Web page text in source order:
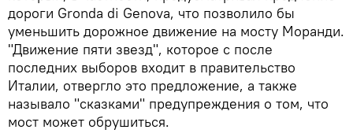
дороги Gronda di Genova, что позволило бы
уменьшить дорожное движение на мосту Моранди.
"Движение пяти звезд", которое с после
последних выборов входит в правительство
Италии, отвергло это предложение, а также
называло "сказками" предупреждения о том, что
мост может обрушиться.